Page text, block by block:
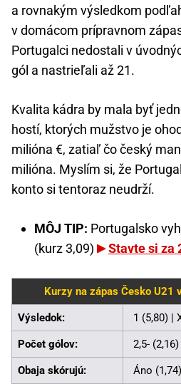
a rovnakým výsledkom
v domácom prípravnom
Portugalci nedostali v
gól a nastrieľali až 21.
Kvalita kádra by mala byť
hostí, ktorých mužstvo je
milióna €, zatiaľ čo český
milióna. Myslím si, že
konto si tentoraz neudrží.
MÔJ TIP: Portugalsko
(kurz 3,09)
Stavte si za
Kurzy na zápas Česko U21
Výsledok: 1 (5,80) |
Počet gólov: 2,5-
Obaja skórujú: Áno